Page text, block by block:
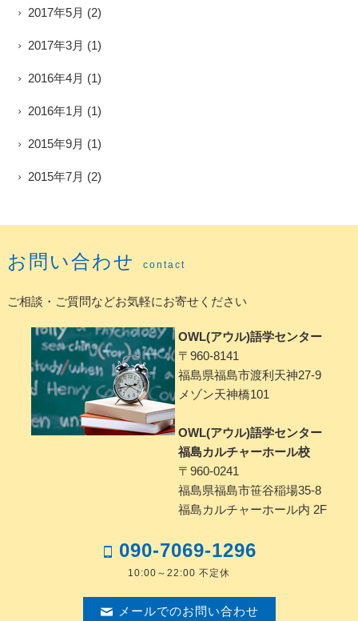
2017年5月 (2)
2017年3月 (1)
2016年4月 (1)
2016年1月 (1)
2015年9月 (1)
2015年7月 (2)
お問い合わせ contact
ご相談・ご質問などお気軽にお寄せください
OWL(アウル)語学センター
〒960-8141
福島県福島市渡利天神27-9
メゾン天神橋101
OWL(アウル)語学センター
福島カルチャーホール校
〒960-0241
福島県福島市笹谷稲場35-8
福島カルチャーホール内 2F
090-7069-1296
10:00～22:00 不定休
メールでのお問い合わせ